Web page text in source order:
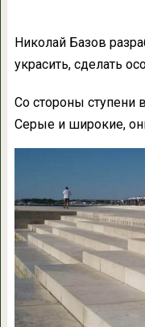
Николай Базов
украсить, сделать
Со стороны ступени
Серые и широкие,